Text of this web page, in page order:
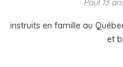
Paul 13
instruits en famille au
et